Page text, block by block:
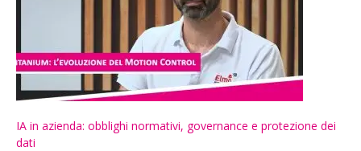
IA in azienda: obblighi normativi, governance e protezione dei
dati